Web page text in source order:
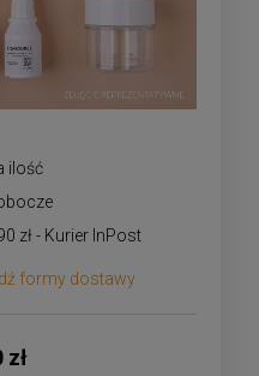
ilość
zł - Kurier InPost
kosztów płatności
formy dostawy
zł